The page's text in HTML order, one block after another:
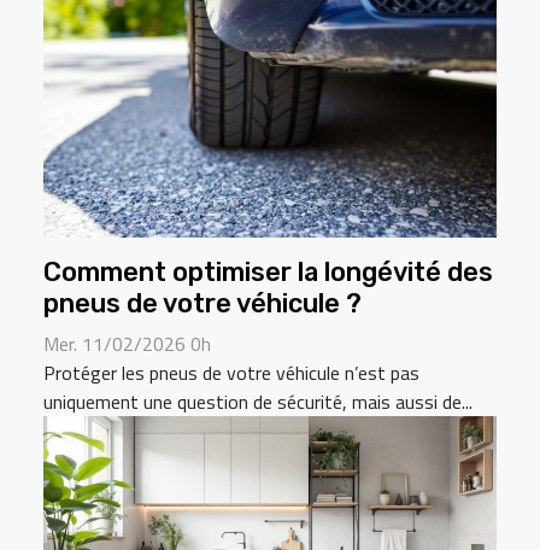
Comment optimiser la longévité des
pneus de votre véhicule ?
Mer. 11/02/2026 0h
Protéger les pneus de votre véhicule n’est pas
uniquement une question de sécurité, mais aussi de...